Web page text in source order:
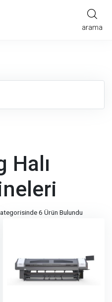
arama
Halı
6 Ürün Bulundu